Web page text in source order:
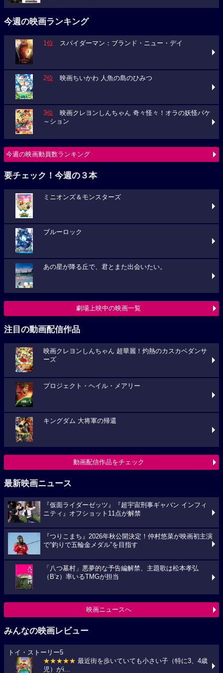
今週の映画ランキング
1位 スパイダーマン：ブランド・ニュー・デイ
2位 映画ちいかわ 人魚の島のひみつ
3位 映画クレヨンしんちゃん 奇々怪々！オラの妖怪バケ
～ション
今週の映画動員数ランキング
要チェック！今週の３本
ミニオンズ＆モンスターズ
ブルーロック
あの星が降る丘で、君とまた出会いたい。
劇場上映中の映画一覧
注目の動画配信作品
映画クレヨンしんちゃん 超華麗！灼熱のカスカベダンサ
ーズ
プロジェクト・ヘイル・メアリー
キングダム 大将軍の帰還
動画配信作品をチェック
最新映画ニュース
『仮面ライダーゼッツ』『超宇宙刑事ギャバン インフィ
ニティ』オフショット11点が解禁
『つりこまち』2026年秋公開決定！仲村悠菜が映画初主演
で“釣りで五輪金メダル”を目指す
「八つ墓村」悪夢的な予告編解禁、主題歌は松本孝弘
（B’z）率いるTMGが担当
映画ニュースへ
みんなの映画レビュー
トイ・ストーリー5
★★★★★ 最近街を歩いていても小さい子（特に3、4歳
児）がi...